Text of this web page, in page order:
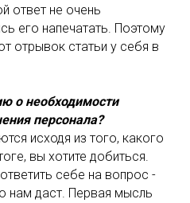
ответ не очень
его напечатать. Поэтому
отрывок статьи у себя в
о необходимости
персонала?
исходя из того, какого
вы хотите добиться.
себе на вопрос -
нам даст. Первая мысль